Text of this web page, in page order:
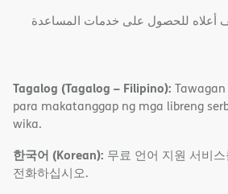
أﻋﻼه ﻟﻠﺤﺼﻮل ﻋﻠﻰ ﺧﺪﻣﺎت اﻟﻤﺴﺎﻋﺪة
Tagalog (Tagalog – Filipino):
para makatanggap ng mga libreng
wika.
한국어 (Korean): 무료 언어 지원 서비
전화하십시오.